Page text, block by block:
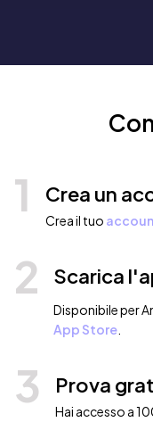
1 Crea un
Crea il tuo
2 Scarica
Disponibile per
App Store
3 Prova
Hai accesso a